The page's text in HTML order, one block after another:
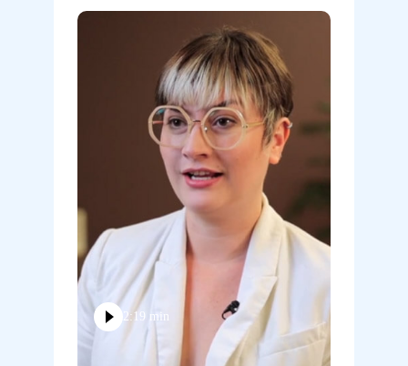
2:19 min